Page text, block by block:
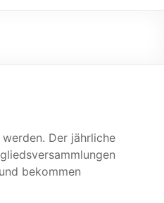
Der jährliche
bekommen